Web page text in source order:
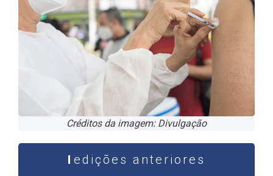
Créditos da imagem: Divulgação
edições anteriores